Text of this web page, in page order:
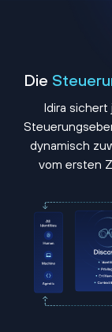
Die
Idira
dynamisch
vom ersten